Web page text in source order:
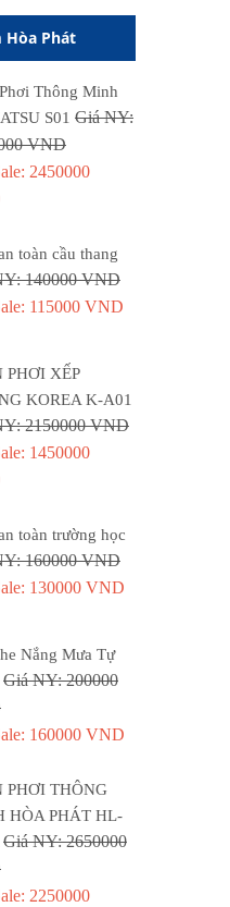
Phát
Thông Minh
S01 Giá NY:
VND
2450000
toàn cầu thang
140000 VND
115000 VND
PHƠI XẾP
KOREA K-A01
2150000 VND
1450000
toàn trường học
160000 VND
130000 VND
Nắng Mưa Tự
Giá NY: 200000
160000 VND
PHƠI THÔNG
HÒA PHÁT HL-
Giá NY: 2650000
2250000